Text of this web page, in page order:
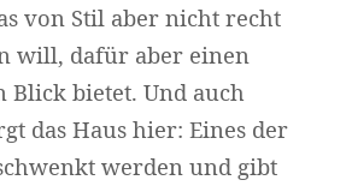
von Stil aber nicht recht
will, dafür aber einen
Blick bietet. Und auch
das Haus hier: Eines der
werden und gibt